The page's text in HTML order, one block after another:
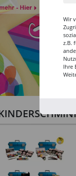
Wir
z.B.
Ihre